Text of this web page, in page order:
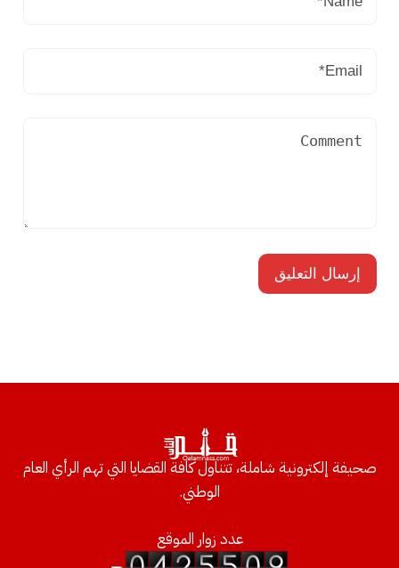
صحيفة إلكترونية شاملة، تتناول كافة القضايا التي تهم الرأي العام
الوطني.
عدد زوار الموقع